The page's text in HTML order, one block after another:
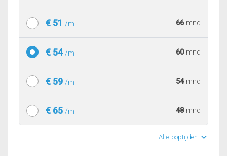
€ 51 /m 66 mnd
€ 54/m 60 mnd
€ 59 /m 54 mnd
€ 65/m 48 mnd
Alle looptijden